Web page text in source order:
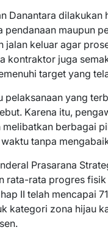
Danantara dilakukan
pendanaan maupun
jalan keluar agar
kontraktor juga
target yang
pelaksanaan yang
Karena itu,
melibatkan berbagai
tanpa
Prasarana
rata-rata progres
II telah mencapai
kategori zona hijau